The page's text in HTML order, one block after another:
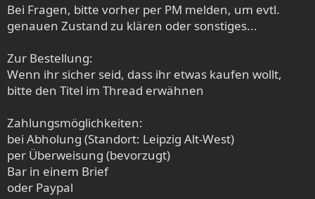
Bei Fragen, bitte vorher per PM melden, um evtl.
genauen Zustand zu klären oder sonstiges...
Zur Bestellung:
Wenn ihr sicher seid, dass ihr etwas kaufen wollt,
bitte den Titel im Thread erwähnen
Zahlungsmöglichkeiten:
bei Abholung (Standort: Leipzig Alt-West)
per Überweisung (bevorzugt)
Bar in einem Brief
oder Paypal